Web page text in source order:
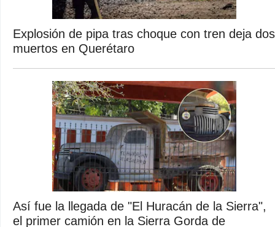
Explosión de pipa tras choque con tren deja dos
muertos en Querétaro
Así fue la llegada de "El Huracán de la Sierra",
el primer camión en la Sierra Gorda de